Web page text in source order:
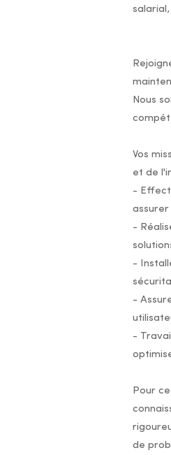
Nous
Vos
et de
-
-
-
-
-
Pour
de